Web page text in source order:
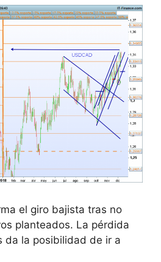
el giro bajista tras no
planteados. La pérdida
da la posibilidad de ir a